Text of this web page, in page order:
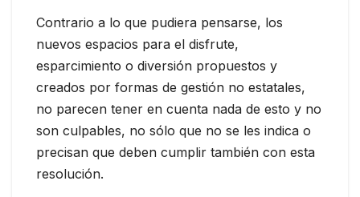
Contrario a lo que pudiera pensarse, los
nuevos espacios para el disfrute,
esparcimiento o diversión propuestos y
creados por formas de gestión no estatales,
no parecen tener en cuenta nada de esto y no
son culpables, no sólo que no se les indica o
precisan que deben cumplir también con esta
resolución.